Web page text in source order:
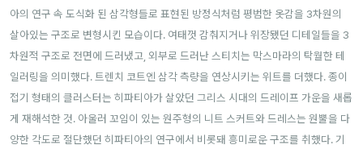
아의 연구 속 도식화 된 삼각형들로 표현된 방정식처럼 평범한 옷감을 3차원의
살아있는 구조로 변형시킨 모습이다. 여태껏 감춰지거나 위장됐던 디테일들을 3
차원적 구조로 전면에 드러냈고, 외부로 드러난 스티치는 막스마라의 탁월한 테
일러링을 의미했다. 트렌치 코트엔 삼각 측량을 연상시키는 위트를 더했다. 종이
접기 형태의 클러스터는 히파티아가 살았던 그리스 시대의 드레이프 가운을 새롭
게 재해석한 것. 아울러 꼬임이 있는 원주형의 니트 스커트와 드레스는 원뿔을 다
양한 각도로 절단했던 히파티아의 연구에서 비롯돼 흥미로운 구조를 취했다. 기